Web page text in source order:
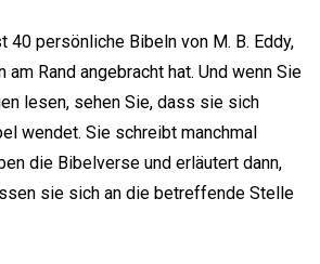
40 persönliche Bibeln von M. B. Eddy,
Rand angebracht hat. Und wenn Sie
lesen, sehen Sie, dass sie sich
wendet. Sie schreibt manchmal
die Bibelverse und erläutert dann,
sie sich an die betreffende Stelle